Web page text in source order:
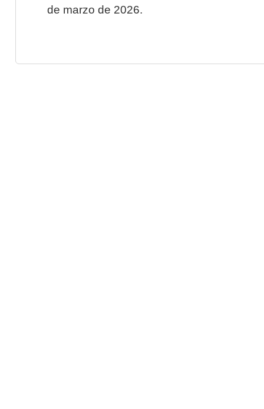
de marzo de 2026.